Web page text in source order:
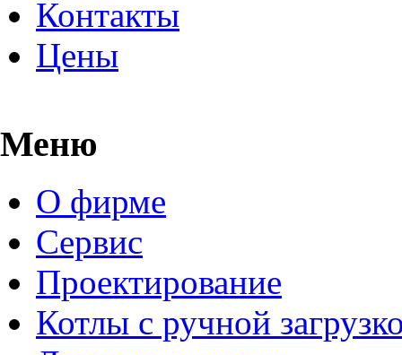
Контакты
Цены
Меню
О фирме
Сервис
Проектирование
Котлы с ручной